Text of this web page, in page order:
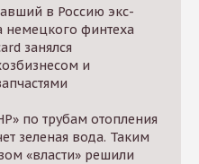
в Россию экс-
немецкого финтеха
занялся
и
по трубам отопления
зеленая вода. Таким
«власти» решили